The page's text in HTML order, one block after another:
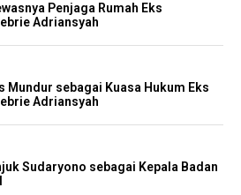
Penjaga Rumah Eks
Adriansyah
Mundur sebagai Kuasa Hukum Eks
Adriansyah
Sudaryono sebagai Kepala Badan